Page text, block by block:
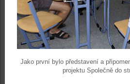
Jako první bylo představení a
projektu Společně do